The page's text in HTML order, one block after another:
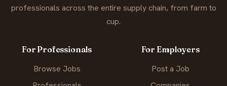
professionals across the entire supply chain, from farm to
cup.
For Professionals
Browse Jobs
For Employers
Post a Job